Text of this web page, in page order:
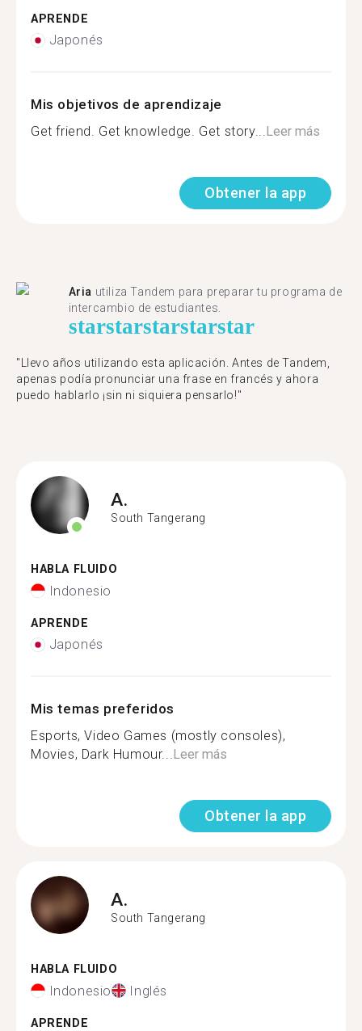
APRENDE
Japonés
Mis objetivos de aprendizaje
Get friend. Get knowledge. Get story...Leer más
Obtener la app
Aria utiliza Tandem para preparar tu programa de
intercambio de estudiantes.
starstarstarstarstar
"Llevo años utilizando esta aplicación. Antes de Tandem,
apenas podía pronunciar una frase en francés y ahora
puedo hablarlo ¡sin ni siquiera pensarlo!"
A.
South Tangerang
HABLA FLUIDO
Indonesio
APRENDE
Japonés
Mis temas preferidos
Esports, Video Games (mostly consoles),
Movies, Dark Humour...Leer más
Obtener la app
A.
South Tangerang
HABLA FLUIDO
Indonesio Inglés
APRENDE